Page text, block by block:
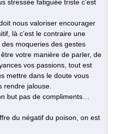
stressée fatiguée triste c’est
nous valoriser encourager
là c’est le contraire une
moqueries des gestes
votre manière de parler, de
vos passions, tout est
mettre dans le doute vous
rendre jalouse.
but pas de compliments…
du négatif du poison, on est